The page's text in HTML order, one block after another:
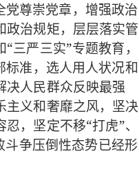
党尊崇党章，增强政治
政治规矩，层层落实管
三严三实”专题教育，
标准，选人用人状况和
决人民群众反映最强
主义和奢靡之风，坚决
忍，坚定不移“打虎”、
斗争压倒性态势已经形